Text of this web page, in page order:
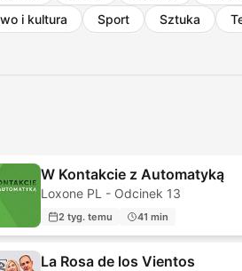
i kultura
Sport Sztuka
W Kontakcie z Automatyką
Loxone PL - Odcinek 13
2 tyg. temu 41 min
La Rosa de los Vientos